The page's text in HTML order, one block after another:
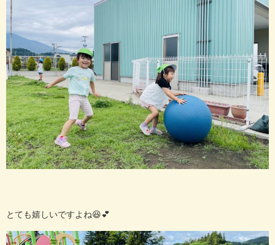
とても嬉しいですよね😆💕